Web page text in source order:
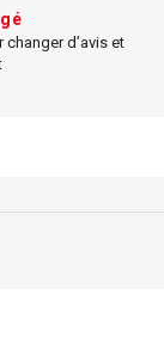
d’avis et